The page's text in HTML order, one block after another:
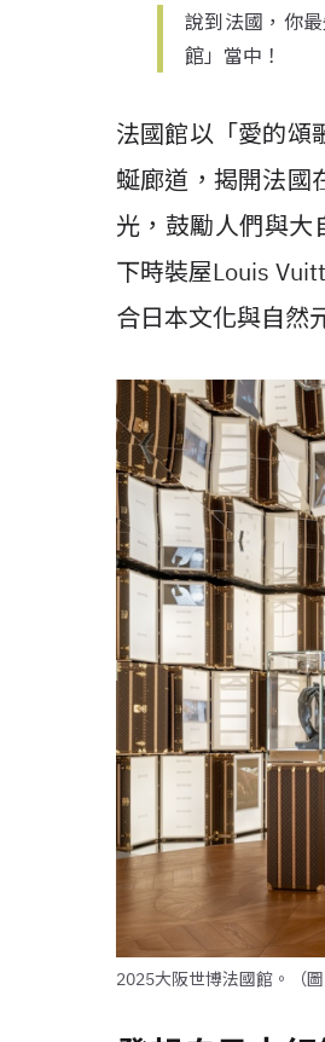
說到法國，你
館」當中！
法國館以「愛的頌
蜒廊道，揭開法國
光，鼓勵人們與大
下時裝屋Louis
合日本文化與自然
2025大阪世博法國館。（